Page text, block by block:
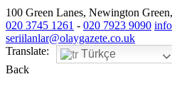
100 Green Lanes, Newington
020 3745 1261 - 020 7923 9090
seriilanlar@olaygazete.co.uk
Translate:
Türkçe
Back